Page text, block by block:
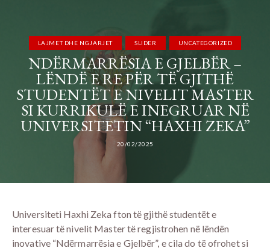
LAJMET DHE NGJARJET SLIDER UNCATEGORIZED
NDËRMARRËSIA E GJELBËR –
LËNDË E RE PËR TË GJITHË
STUDENTËT E NIVELIT MASTER
SI KURRIKULË E INEGRUAR NË
UNIVERSITETIN “HAXHI ZEKA”
20/02/2025
Universiteti Haxhi Zeka fton të gjithë studentët e
interesuar të nivelit Master të regjistrohen në lëndën
inovative “Ndërmarrësia e Gjelbër”, e cila do të ofrohet si